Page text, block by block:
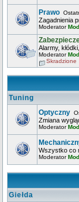
Prawo
Zagadnienia
Moderator
Alarmy,
Moderator
Skradzione
Tuning
Optyczny
Zmiana
Moderator
Wszystko co
Moderator
Giełda